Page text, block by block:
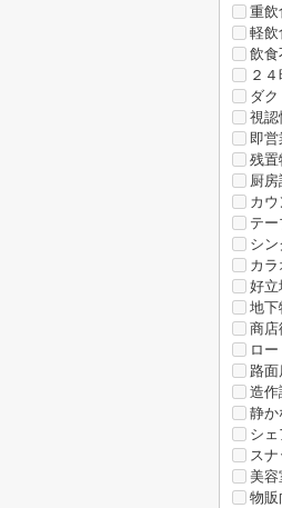
重飲
軽飲
飲食
２
ダク
視認
即
残置
厨房
カウ
テー
シン
カ
好立
地下
商店
ロ
路面
造作
静か
シ
ス
美容
物販